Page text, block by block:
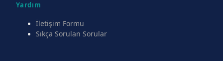
Yardım
İletişim Formu
Sıkça Sorulan Sorular